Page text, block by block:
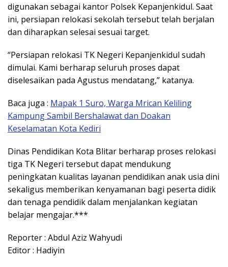
digunakan sebagai kantor Polsek Kepanjenkidul. Saat
ini, persiapan relokasi sekolah tersebut telah berjalan
dan diharapkan selesai sesuai target.
“Persiapan relokasi TK Negeri Kepanjenkidul sudah
dimulai. Kami berharap seluruh proses dapat
diselesaikan pada Agustus mendatang,” katanya.
Baca juga : Mapak 1 Suro, Warga Mrican Keliling
Kampung Sambil Bershalawat dan Doakan
Keselamatan Kota Kediri
Dinas Pendidikan Kota Blitar berharap proses relokasi
tiga TK Negeri tersebut dapat mendukung
peningkatan kualitas layanan pendidikan anak usia dini
sekaligus memberikan kenyamanan bagi peserta didik
dan tenaga pendidik dalam menjalankan kegiatan
belajar mengajar.***
Reporter : Abdul Aziz Wahyudi
Editor : Hadiyin